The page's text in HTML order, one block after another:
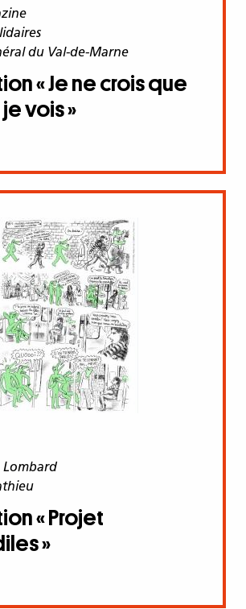
du Val-de-Marne
« Je ne crois que
vois »
Lombard
« Projet
»